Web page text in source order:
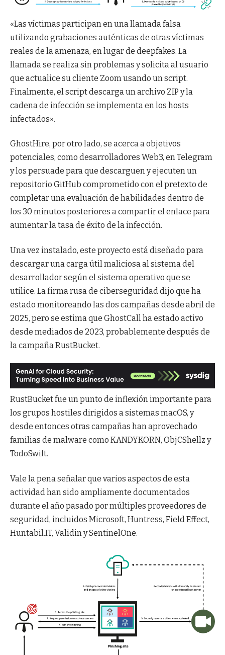
«Las víctimas participan en una llamada falsa
utilizando grabaciones auténticas de otras víctimas
reales de la amenaza, en lugar de deepfakes. La
llamada se realiza sin problemas y solicita al usuario
que actualice su cliente Zoom usando un script.
Finalmente, el script descarga un archivo ZIP y la
cadena de infección se implementa en los hosts
infectados».
GhostHire, por otro lado, se acerca a objetivos
potenciales, como desarrolladores Web3, en Telegram
y los persuade para que descarguen y ejecuten un
repositorio GitHub comprometido con el pretexto de
completar una evaluación de habilidades dentro de
los 30 minutos posteriores a compartir el enlace para
aumentar la tasa de éxito de la infección.
Una vez instalado, este proyecto está diseñado para
descargar una carga útil maliciosa al sistema del
desarrollador según el sistema operativo que se
utilice. La firma rusa de ciberseguridad dijo que ha
estado monitoreando las dos campañas desde abril de
2025, pero se estima que GhostCall ha estado activo
desde mediados de 2023, probablemente después de
la campaña RustBucket.
RustBucket fue un punto de inflexión importante para
los grupos hostiles dirigidos a sistemas macOS, y
desde entonces otras campañas han aprovechado
familias de malware como KANDYKORN, ObjCShellz y
TodoSwift.
Vale la pena señalar que varios aspectos de esta
actividad han sido ampliamente documentados
durante el año pasado por múltiples proveedores de
seguridad, incluidos Microsoft, Huntress, Field Effect,
Huntabil.IT, Validin y SentinelOne.